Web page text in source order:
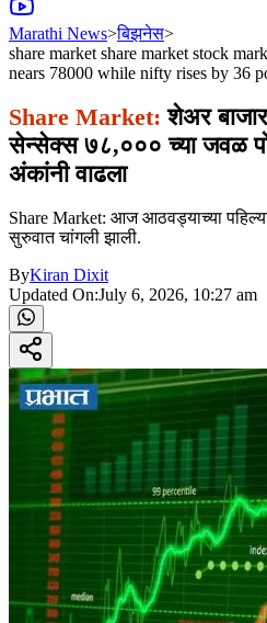
Marathi News>बिझनेस>
share market share market stock
nears 78000 while nifty rises by 36
Share Market: शेअर
सेन्सेक्स ७८,००० च्या जवळ
अंकांनी वाढला
Share Market: आज आठवड्याच्या पहिल्या
सुरुवात चांगली झाली.
ByKiran Dixit
Updated On:July 6, 2026, 10:27 am